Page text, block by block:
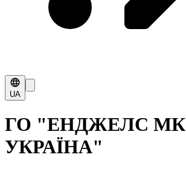
UA
ГО "ЕНДЖЕЛС МК
УКРАЇНА"